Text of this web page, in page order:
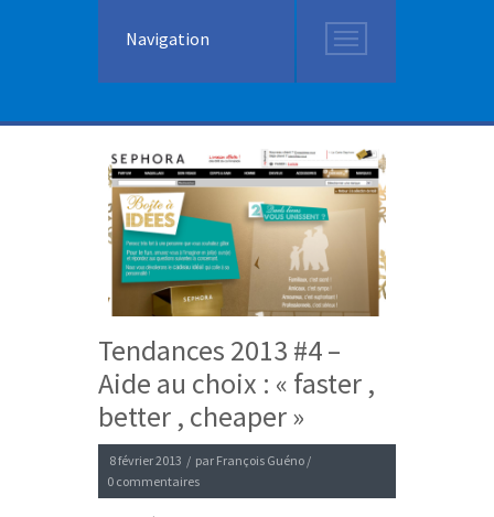
Navigation
Tendances 2013 #4 –
Aide au choix : « faster ,
better , cheaper »
8 février 2013 / par François Guéno /
0 commentaires